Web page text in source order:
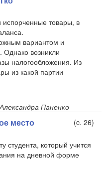
товары, в
вариантом и
. Однако возникли
налогообложения. Из
из какой партии
Александра Паненко
место
(c. 26)
студента, который учится
на дневной форме